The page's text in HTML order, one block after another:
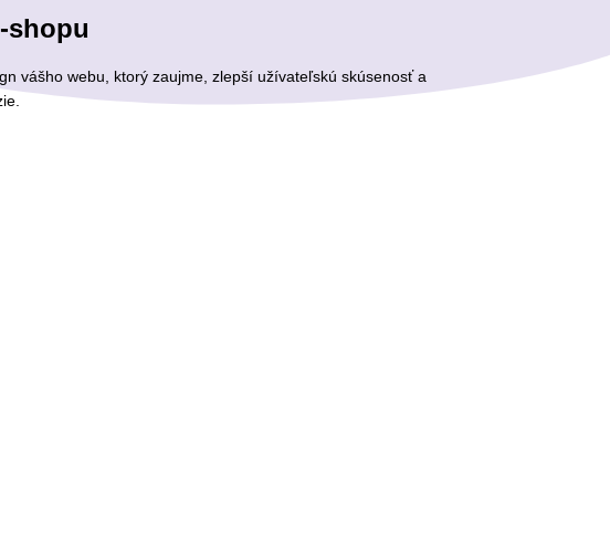
shopu
vášho webu, ktorý zaujme, zlepší užívateľskú skúsenosť a